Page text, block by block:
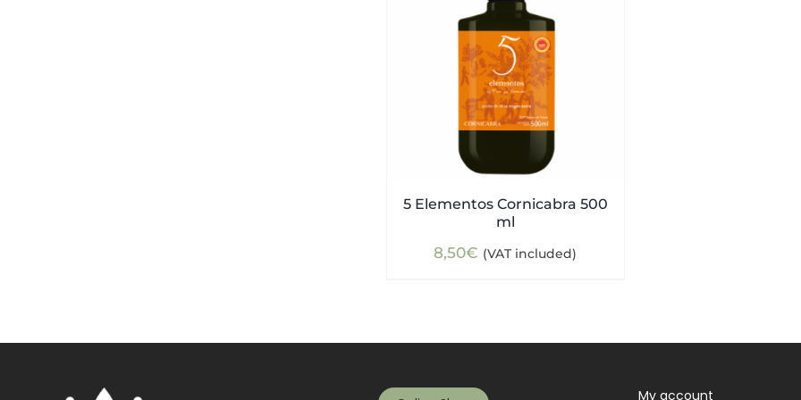
5 Elementos Cornicabra 500
ml
8,50€ (VAT included)
My account